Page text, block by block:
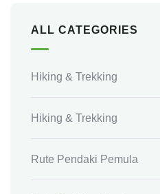
ALL CATEGORIES
Hiking & Trekking
Hiking & Trekking
Rute Pendaki Pemula